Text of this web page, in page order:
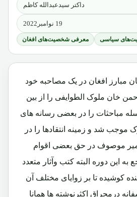
داکتر سیدعبدالله کاظم
19 نوامبر2022
سیاسی معرفی شخصیت‌های افغان
مبارز افغان در یک مصاحبه خود
خان ملوک الطوایفی را از بین
مباحثات را در بعضی رسانه های
موجب شد و زمینه انتقادها را در
موصوف در حق بعضی اقوام
این دوره البته کتب وآثار متعدد
کوشیده تا بر زوایای مختلف آن
درمحراق اکثرنوشته ها همانا